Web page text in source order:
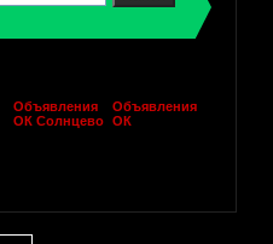
Объявления
ОК Солнцево
Объявления
ОК